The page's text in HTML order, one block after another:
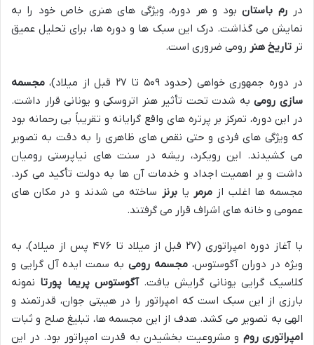
در رم باستانبود و هر دوره، ویژگی های هنری خاص خود را به
نمایش می گذاشت. درک این سبک ها و دوره ها، برای تحلیل عمیق
تر تاریخ هنر رومی ضروری است.
در دوره جمهوری خواهی (حدود ۵۰۹ تا ۲۷ قبل از میلاد)،
مجسمه
سازی رومیبه شدت تحت تأثیر هنر اتروسکی و یونانی قرار داشت.
در این دوره، تمرکز بر پرتره های واقع گرایانه و تقریباً بی رحمانه بود
که ویژگی های فردی و حتی نقص های ظاهری را به دقت به تصویر
می کشیدند. این رویکرد، ریشه در سنت های نیاپرستی رومیان
داشت و بر اهمیت اجداد و خدمات آن ها به دولت تأکید می کرد.
مجسمه ها اغلب از مرمر یابرنز ساخته می شدند و در مکان های
عمومی و خانه های اشراف قرار می گرفتند.
با آغاز دوره امپراتوری (۲۷ قبل از میلاد تا ۴۷۶ پس از میلاد)، به
ویژه در دوران آگوستوس،مجسمه رومی به سمت ایده آل گرایی و
کلاسیک گرایی یونانی گرایش یافت.آگوستوس پریما پورتا نمونه
بارزی از این سبک است که امپراتور را در هیبتی جوان، قدرتمند و
الهی به تصویر می کشد. هدف از این مجسمه ها، تبلیغ صلح و ثبات
امپراتوری روم و مشروعیت بخشیدن به قدرت امپراتور بود. در این